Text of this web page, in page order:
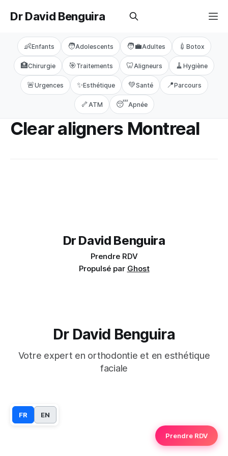
Dr David Benguira
👶Enfants 🧑Adolescents 🧑‍💼Adultes 💉 Botox
🏥Chirurgie 🎯 Traitements 🦷 Aligneurs 🧹 Hygiène
🚨Urgences ✨Esthétique 💚Santé 📍Parcours
🦴 ATM 😴Apnée
Clear aligners Montreal
Dr David Benguira
Prendre RDV
Propulsé par Ghost
Dr David Benguira
Votre expert en orthodontie et en esthétique
faciale
FR EN
Prendre RDV